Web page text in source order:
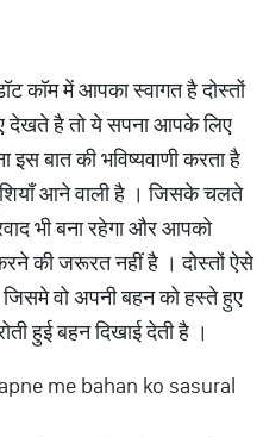
कॉम में आपका स्वागत है दोस्तों
देखते है तो ये सपना आपके लिए
बात की भविष्यवाणी करता है
आने वाली है । जिसके चलते
भी बना रहेगा और आपको
की जरूरत नहीं है । दोस्तों ऐसे
वो अपनी बहन को हस्ते हुए
हुई बहन दिखाई देती है ।
me bahan ko sasural